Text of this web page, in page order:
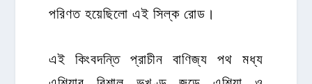
পরিণত হয়েছিলো এই সিল্ক রোড।
এই কিংবদন্তি প্রাচীন বাণিজ্য পথ মধ্য